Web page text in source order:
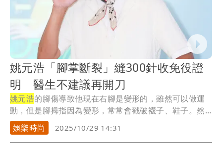
姚元浩「腳掌斷裂」縫300針收免役證
明 醫生不建議再開刀
姚元浩的腳傷導致他現在右腳是變形的，雖然可以做運
動，但是腳拇指因為變形，常常會戳破襪子、鞋子。然
而拍...
娛樂時尚 2025/10/29 14:31